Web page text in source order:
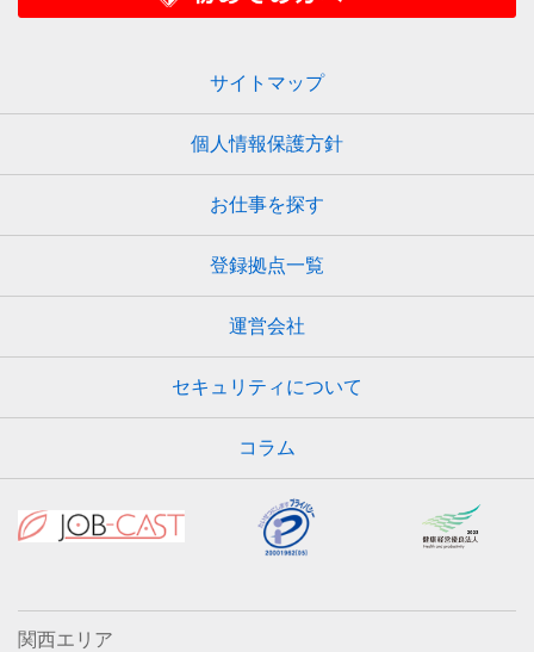
サイトマップ
個人情報保護方針
お仕事を探す
登録拠点一覧
運営会社
セキュリティについて
コラム
関西エリア